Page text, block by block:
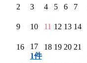
2 3 4 5 6 7
9 10 11 12 13 14
16
17
1件
18 19 20 21